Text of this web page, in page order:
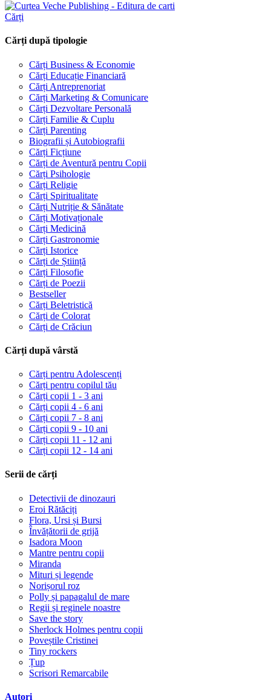
Cărți
Cărți după tipologie
Cărți Business & Economie
Cărți Educație Financiară
Cărți Antreprenoriat
Cărți Marketing & Comunicare
Cărți Dezvoltare Personală
Cărți Familie & Cuplu
Cărți Parenting
Biografii și Autobiografii
Cărți Ficțiune
Cărți de Aventură pentru Copii
Cărți Psihologie
Cărți Religie
Cărți Spiritualitate
Cărți Nutriție & Sănătate
Cărți Motivaționale
Cărți Medicină
Cărți Gastronomie
Cărți Istorice
Cărți de Știință
Cărți Filosofie
Cărți de Poezii
Bestseller
Cărți Beletristică
Cărți de Colorat
Cărți de Crăciun
Cărți după vârstă
Cărți pentru Adolescenți
Cărți pentru copilul tău
Cărți copii 1 - 3 ani
Cărți copii 4 - 6 ani
Cărți copii 7 - 8 ani
Cărți copii 9 - 10 ani
Cărți copii 11 - 12 ani
Cărți copii 12 - 14 ani
Serii de cărți
Detectivii de dinozauri
Eroi Rătăciți
Flora, Ursi și Bursi
Învățătorii de grijă
Isadora Moon
Mantre pentru copii
Miranda
Mituri și legende
Norișorul roz
Polly și papagalul de mare
Regii și reginele noastre
Save the story
Sherlock Holmes pentru copii
Poveștile Cristinei
Tiny rockers
Țup
Scrisori Remarcabile
Autori